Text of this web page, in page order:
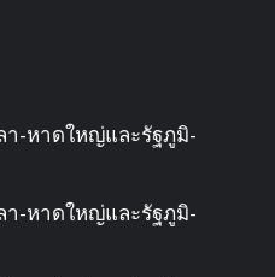
า-หาดใหญ่และรัฐภูมิ-
า-หาดใหญ่และรัฐภูมิ-